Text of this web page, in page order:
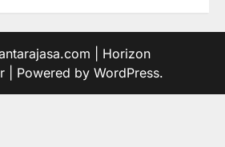
| Horizon
| Powered by WordPress.